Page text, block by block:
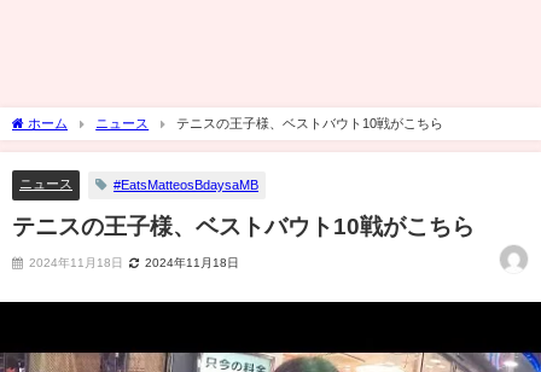
ホーム ニュース テニスの王子様、ベストバウト10戦がこちら
ニュース #EatsMatteosBdaysaMB
テニスの王子様、ベストバウト10戦がこちら
2024年11月18日 2024年11月18日